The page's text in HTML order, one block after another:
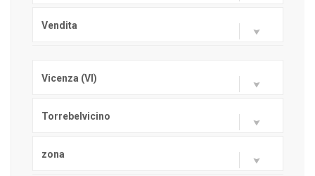
Vendita
Vicenza (VI)
Torrebelvicino
zona